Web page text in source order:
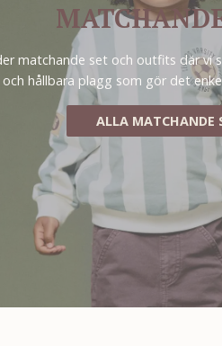
matchande set och outfits där vi
och hållbara plagg som gör det
ALLA MATCHANDE